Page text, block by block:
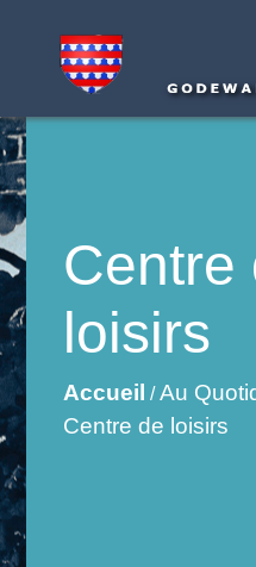
Centre
loisirs
Accueil /Au
Centre de loisirs